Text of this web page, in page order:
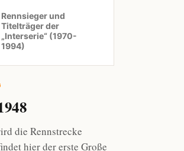
Rennsieger und
Titelträger der
„Interserie“ (1970-
1994)
die Rennstrecke
hier der erste Große